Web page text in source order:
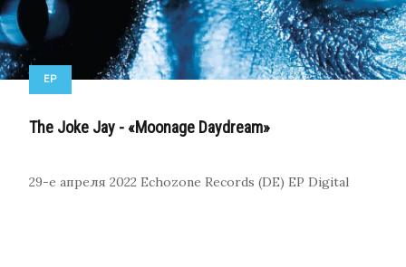
EP
The Joke Jay - «Moonage Daydream»
29-е апреля 2022 Echozone Records (DE) EP Digital